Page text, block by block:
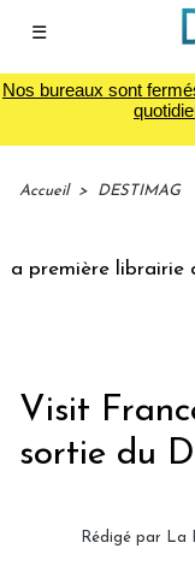
☰
Nos bureaux sont
Accueil > DESTIMAG
première librairie
Visit
sortie du
Rédigé par La